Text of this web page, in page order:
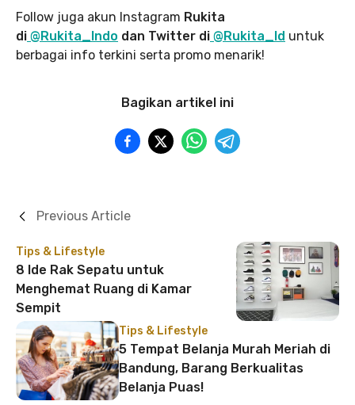
Follow juga akun Instagram Rukita
di @Rukita_Indo dan Twitter di @Rukita_Id untuk
berbagai info terkini serta promo menarik!
Bagikan artikel ini
Tips & Lifestyle
8 Ide Rak Sepatu untuk
Menghemat Ruang di Kamar
Sempit
Previous Article
Tips & Lifestyle
5 Tempat Belanja Murah Meriah di
Bandung, Barang Berkualitas
Belanja Puas!